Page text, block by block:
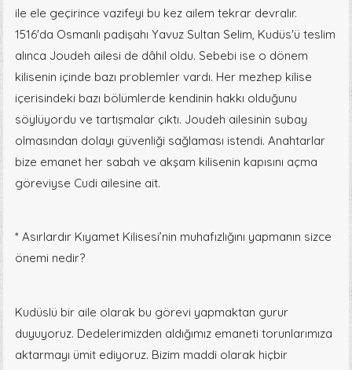
ile ele geçirince vazifeyi bu kez ailem tekrar devralır.
1516'da Osmanlı padişahı Yavuz Sultan Selim, Kudüs'ü teslim
alınca Joudeh ailesi de dâhil oldu. Sebebi ise o dönem
kilisenin içinde bazı problemler vardı. Her mezhep kilise
içerisindeki bazı bölümlerde kendinin hakkı olduğunu
söylüyordu ve tartışmalar çıktı. Joudeh ailesinin subay
olmasından dolayı güvenliği sağlaması istendi. Anahtarlar
bize emanet her sabah ve akşam kilisenin kapısını açma
göreviyse Cudi ailesine ait.
* Asırlardır Kıyamet Kilisesi’nin muhafızlığını yapmanın sizce
önemi nedir?
Kudüslü bir aile olarak bu görevi yapmaktan gurur
duyuyoruz. Dedelerimizden aldığımız emaneti torunlarımıza
aktarmayı ümit ediyoruz. Bizim maddi olarak hiçbir